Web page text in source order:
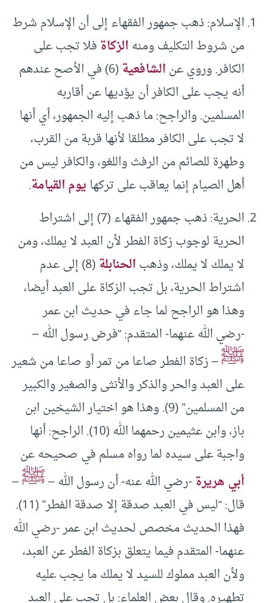
الإسلام: ذهب جمهور الفقهاء إلى أن الإسلام شرط
من شروط التكليف ومنهالزكاةفلا تجب على
الكافر. وروي عنالشافعية
(6) في الأصح عندهم
أنه يجب على الكافر أن يؤديها عن أقاربه
المسلمين. والراجح: ما ذهب إليه الجمهور، أي أنها
لا تجب على الكافر مطلقا لأنها قربة من القرب،
وطهرة للصائم من الرفث واللغو، والكافر ليس من
أهل الصيام إنما يعاقب على تركهايوم القيامة.
الحرية: ذهب جمهور الفقهاء (7) إلى اشتراط
الحرية لوجوب زكاة الفطر لأن العبد لا يملك، ومن
لا يملك لا يملك، وذهبالحنابلة
(8) إلى عدم
اشتراط الحرية، بل تجب الزكاة على العبد أيضا،
وهذا هو الراجح لما جاء في حديث ابن عمر
-رضي الله عنهما- المتقدم: “فرض رسول الله –
ﷺ– زكاة الفطر صاعا من تمر أو صاعا من شعير
على العبد والحر والذكر والأنثى والصغير والكبير
من المسلمين” (9). وهذا هو اختيار الشيخين ابن
باز، وابن عثيمين رحمهما الله (10). الراجح: أنها
واجبة على سيده لما رواه مسلم في صحيحه عن
أبي هريرة-رضي الله عنه- أن رسول الله –ﷺ–
قال: “ليس في العبد صدقة إلا صدقة الفطر” (11).
فهذا الحديث مخصص لحديث ابن عمر -رضي الله
عنهما- المتقدم فيما يتعلق بزكاة الفطر عن العبد،
ولأن العبد مملوك للسيد لا يملك ما يجب عليه
تطهيره. وقال بعض العلماء: بل تجب على العبد